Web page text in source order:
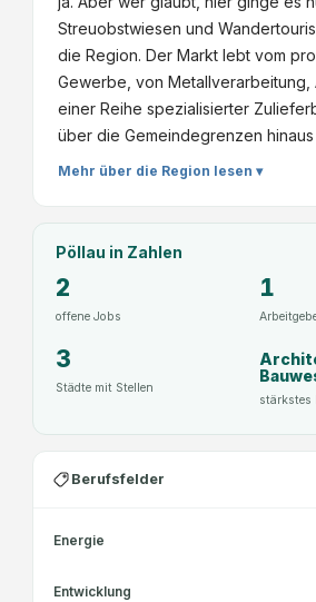
Streuobstwiesen und
die Region. Der Markt lebt vom
Gewerbe, von Metallverarbeitung,
einer Reihe spezialisierter
über die Gemeindegrenzen
Mehr über die Region lesen ▾
Pöllau in Zahlen
2
offene Jobs
1
3
Städte mit Stellen
stärkstes
Berufsfelder
Energie
Entwicklung